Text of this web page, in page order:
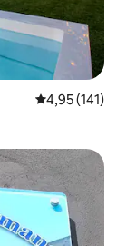
Średnia
4,95 (141)